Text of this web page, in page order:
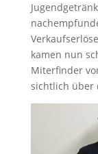
kamen nun
Miterfinder
sichtlich über